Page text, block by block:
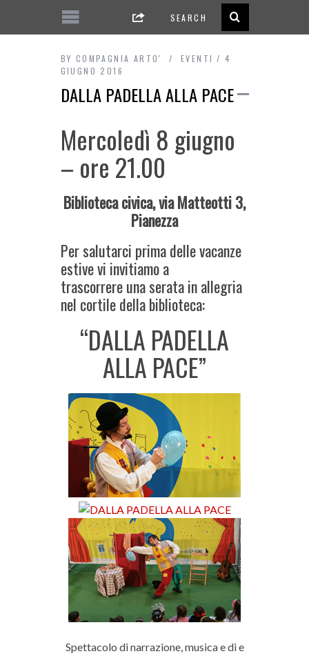
BY COMPAGNIA ARTO' EVENTI
4
GIUGNO 2016
DALLA PADELLA ALLA PACE
Mercoledì 8 giugno
– ore 21.00
Biblioteca civica, via Matteotti 3,
Pianezza
Per salutarci prima delle vacanze
estive vi invitiamo a
trascorrere una serata in allegria
nel cortile della biblioteca:
“DALLA PADELLA
ALLA PACE”
Spettacolo di narrazione, musica e di e